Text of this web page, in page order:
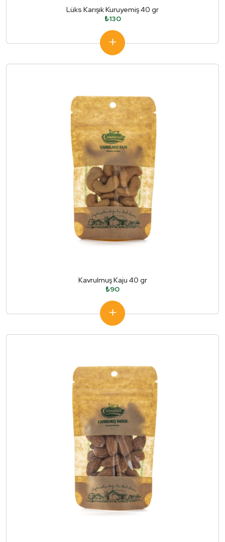
Lüks Karışık Kuruyemiş 40 gr
₺130
Kavrulmuş Kaju 40 gr
₺90